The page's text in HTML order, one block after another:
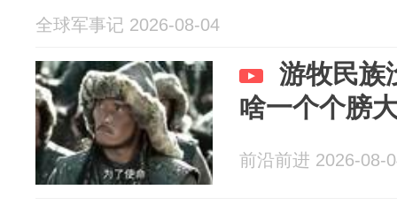
全球军事记 2026-08-04
游牧民族
啥一个个膀
前沿前进 2026-08-